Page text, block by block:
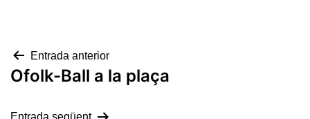
Navegació
d'entrades
Entrada anterior
Ofolk-Ball a la plaça
Entrada següent